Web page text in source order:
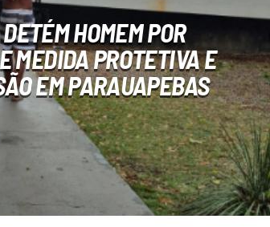
HOMEM POR
MEDIDA PROTETIVA E
EM PARAUAPEBAS